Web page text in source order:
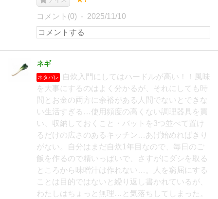
コメント(0) 2025/11/10
ネギ
ネタバレ
自炊入門にしてはハードルが高い！！風味
を大事にするのはよく分かるが、それにしても時
間とお金の両方に余裕がある人間でないとできな
い生活すぎる…使用頻度の高くない調理器具を買
い、収納しておくこと・バットを3つ並べて置け
るだけの広さのあるキッチン…あげ始めればきり
がない。自分はまだ自炊1年目なので、毎日のご
飯を作るので精いっぱいで、さすがにダシを取る
ところから味噌汁は作れない…。人を窮屈にする
ことは目的ではないと繰り返し書かれているが、
わたしはちょっと無理…と気落ちしてしまった。